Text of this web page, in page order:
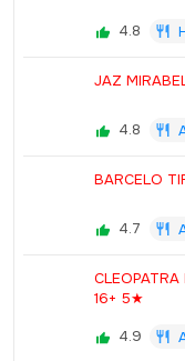
4.8
JAZ
4.8
BARCELO
4.7
16+ 5★
4.9